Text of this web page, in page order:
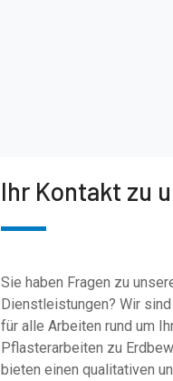
Ihr Kontakt zu
Sie haben Fragen zu
Dienstleistungen? Wir
für alle Arbeiten rund um
Pflasterarbeiten zu
bieten einen qualitativen